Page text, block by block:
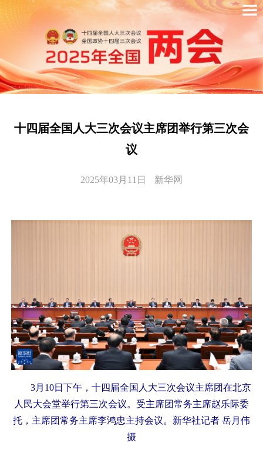
十四届全国人大三次会议主席团举行第三次会
议
2025年03月11日 新华网
3月10日下午，十四届全国人大三次会议主席团在北京
人民大会堂举行第三次会议。受主席团常务主席赵乐际委
托，主席团常务主席李鸿忠主持会议。新华社记者 岳月伟
摄